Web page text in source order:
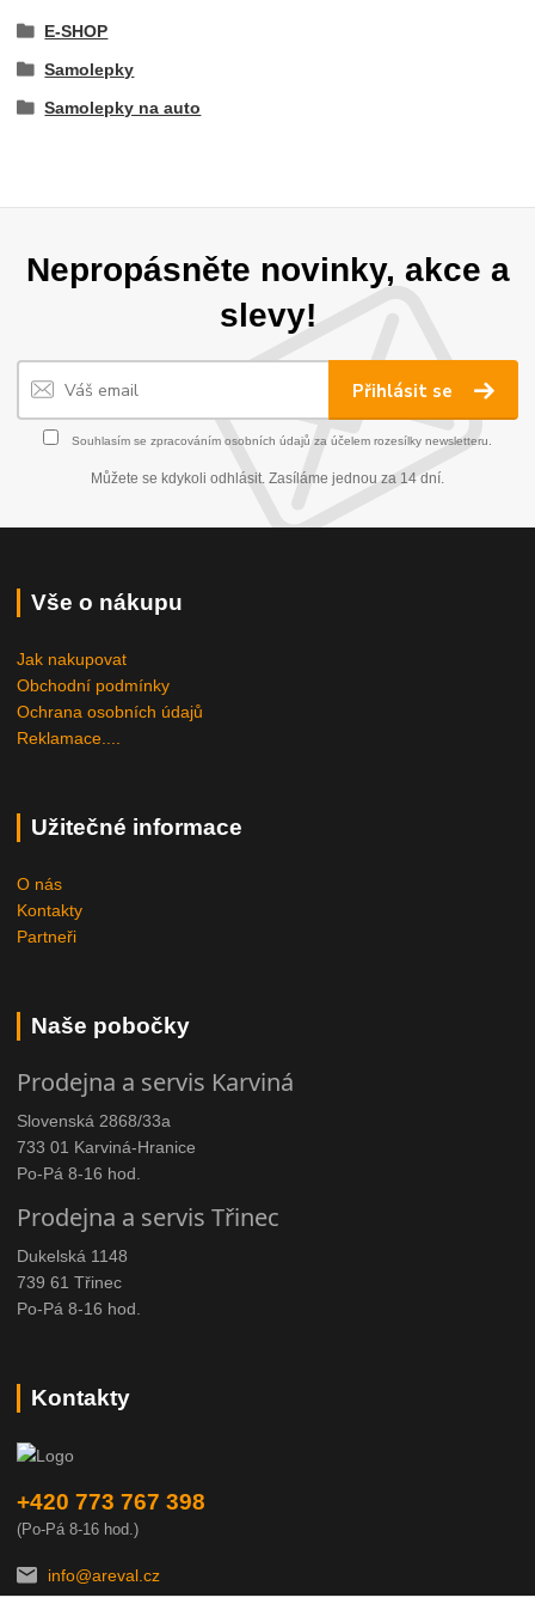
E-SHOP
Samolepky
Samolepky na auto
Nepropásněte novinky, akce a
slevy!
Přihlásit se
Souhlasím se zpracováním osobních údajů za účelem rozesílky newsletteru.
Můžete se kdykoli odhlásit. Zasíláme jednou za 14 dní.
Vše o nákupu
Jak nakupovat
Obchodní podmínky
Ochrana osobních údajů
Reklamace....
Užitečné informace
O nás
Kontakty
Partneři
Naše pobočky
Prodejna a servis Karviná
Slovenská 2868/33a
733 01 Karviná-Hranice
Po-Pá 8-16 hod.
Prodejna a servis Třinec
Dukelská 1148
739 61 Třinec
Po-Pá 8-16 hod.
Kontakty
+420 773 767 398
(Po-Pá 8-16 hod.)
info@areval.cz